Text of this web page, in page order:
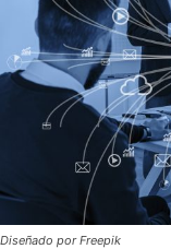
Diseñado por Freepik